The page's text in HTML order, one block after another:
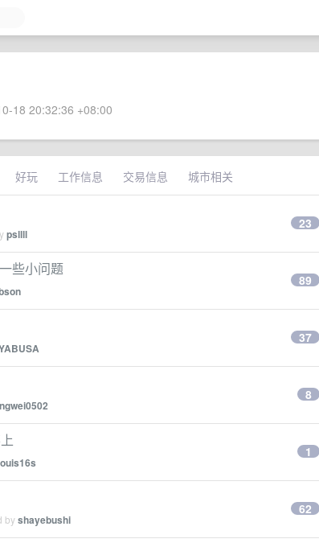
18 20:32:36 +08:00
好玩 工作信息 交易信息 城市相关
psllll
23
些小问题
89
37
8
1
byshayebushi
62